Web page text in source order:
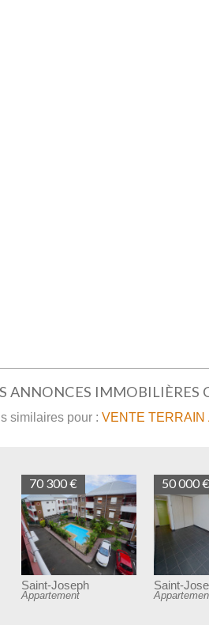
ANNONCES IMMOBILIÈRES
similaires pour : VENTE TERRAIN
66 000 €
Saint-Joseph